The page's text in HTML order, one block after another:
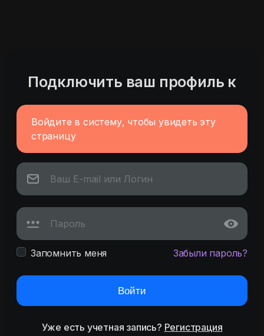
Подключить ваш профиль к
Войдите в систему, чтобы увидеть эту
страницу
Запомнить меня Забыли пароль?
Войти
Уже есть учетная запись? Регистрация